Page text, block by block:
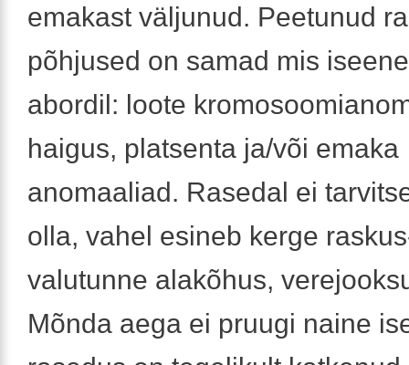
emakast väljunud. Peetunud
põhjused on samad mis
abordil: loote
haigus, platsenta ja/või emaka
anomaaliad. Rasedal ei
olla, vahel esineb kerge
valutunne alakõhus,
Mõnda aega ei pruugi naine